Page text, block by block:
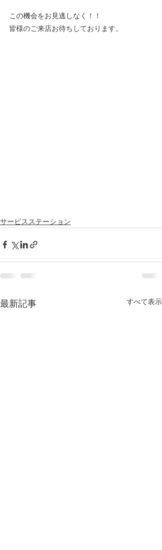
この機会をお見逃しなく！！
皆様のご来店お待ちしております。
サービスステーション
最新記事 すべて表示